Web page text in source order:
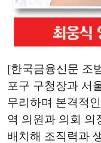
[한국금융신문 조
포구 구청장과 서
무리하며 본격적
역 의원과 의회 의
배치해 조직력과